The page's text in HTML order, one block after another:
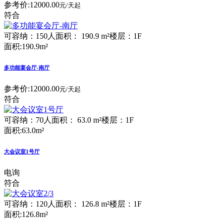
参考价:12000.00元/天起
符合
可容纳：150人 面积： 190.9 m²楼层：1F
面积:190.9m²
多功能宴会厅-南厅
参考价:12000.00元/天起
符合
可容纳：70人 面积： 63.0 m²楼层：1F
面积:63.0m²
大会议室1号厅
电询
符合
可容纳：120人 面积： 126.8 m²楼层：1F
面积:126.8m²